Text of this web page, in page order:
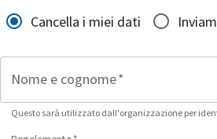
Cancella i miei dati
Nome e cognome*
Questo sarà utilizzato dall'organizzazione per